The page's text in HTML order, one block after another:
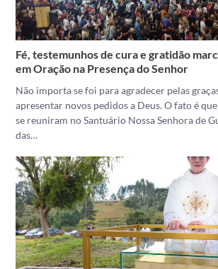
Fé, testemunhos de cura e gratidão
em Oração na Presença do Senhor
Não importa se foi para agradecer pelas
apresentar novos pedidos a Deus. O fato é
se reuniram no Santuário Nossa Senhora de
das…